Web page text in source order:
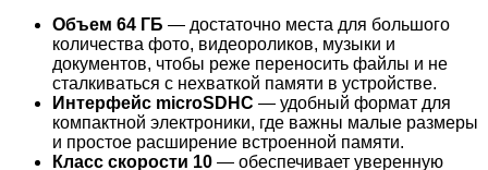
Объем 64 ГБ — достаточно места для большого
количества фото, видеороликов, музыки и
документов, чтобы реже переносить файлы и не
сталкиваться с нехваткой памяти в устройстве.
Интерфейс microSDHC — удобный формат для
компактной электроники, где важны малые размеры
и простое расширение встроенной памяти.
Класс скорости 10 — обеспечивает уверенную